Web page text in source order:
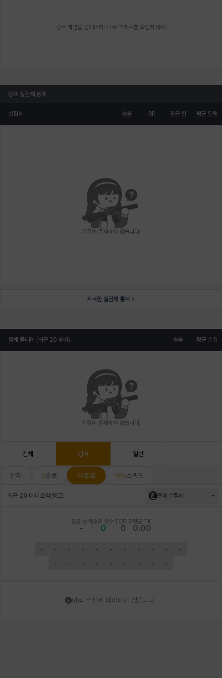
랭크 게임을 플레이하고 RP 그래프를 확인하세요!
랭크 실험체 통계
실험체 승률 RP 평균 킬 평균 딜량
기록이 존재하지 않습니다.
자세한 실험체 통계
함께 플레이 (최근 20 매치) 승률 평균 순위
기록이 존재하지 않습니다.
전체 랭크 일반
전체 솔로 듀오 스쿼드
최근 20 매치 요약(랭크) 전체 실험체
평균 순위
-
승리 횟수
0
TOP 3
0
평균 TK
0.00
- - - - - - - - - -
-
-
- - - - - - - -
아직 수집된 데이터가 없습니다.